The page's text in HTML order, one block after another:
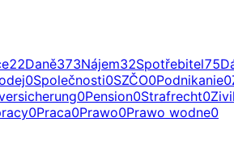
22Daně373Nájem32Spotřebitel75
0Společnosti0SZČO0Podnikanie0
0Pension0Strafrecht0
0Praca0Prawo0Prawo wodne0